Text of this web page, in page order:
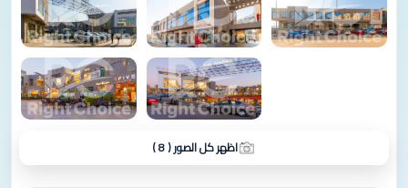
اظهر كل الصور ( 8 )